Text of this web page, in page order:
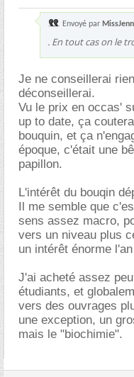
Envoyé par
. En tout cas on le
Je ne conseillerai
déconseillerai.
Vu le prix en occas'
up to date, ça
bouquin, et ça
époque, c'était une
papillon.
L'intérêt du bouqin
Il me semble que
sens assez macro,
vers un niveau plus
un intérêt énorme
J'ai acheté assez
étudiants, et
vers des ouvrages
une exception, un
mais le "biochimie".